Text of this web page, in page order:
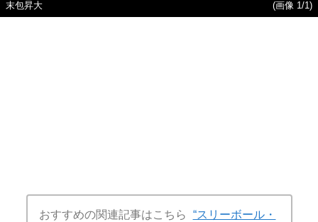
末包昇大 (画像 1/1)
おすすめの関連記事はこちら
“スリーボール・